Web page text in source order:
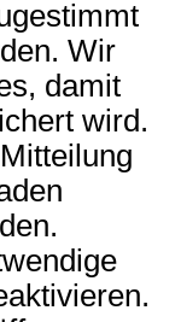
Wir
damit
wird.